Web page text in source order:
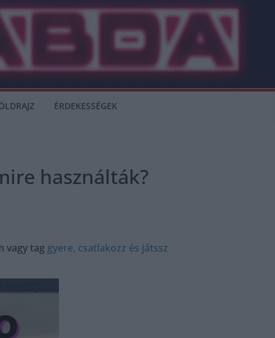
ÉRDEKESSÉGEK
használták?
vagy tag gyere, csatlakozz és játssz